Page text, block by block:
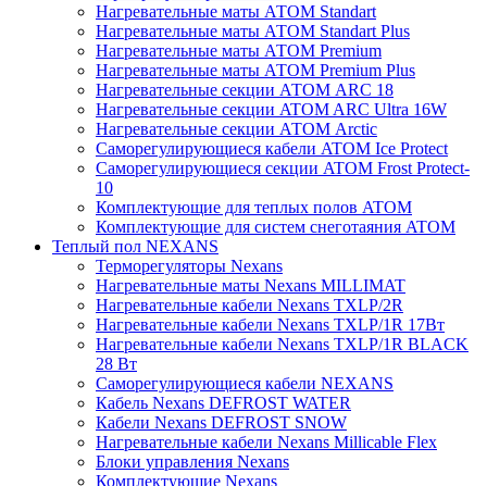
Нагревательные маты АТОМ Standart
Нагревательные маты АТОМ Standart Plus
Нагревательные маты АТОМ Premium
Нагревательные маты АТОМ Premium Plus
Нагревательные секции АТОМ ARC 18
Нагревательные секции ATOM ARC Ultra 16W
Нагревательные секции АТОМ Arctic
Саморегулирующиеся кабели ATOM Ice Protect
Саморегулирующиеся секции ATOM Frost Protect-
10
Комплектующие для теплых полов ATOM
Комплектующие для систем снеготаяния ATOM
Теплый пол NEXANS
Терморегуляторы Nexans
Нагревательные маты Nexans MILLIMAT
Нагревательные кабели Nexans TXLP/2R
Нагревательные кабели Nexans TXLP/1R 17Вт
Нагревательные кабели Nexans TXLP/1R BLACK
28 Вт
Саморегулирующиеся кабели NEXANS
Кабель Nexans DEFROST WATER
Кабели Nexans DEFROST SNOW
Нагревательные кабели Nexans Millicable Flex
Блоки управления Nexans
Комплектующие Nexans